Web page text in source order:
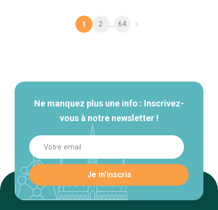
1 2 ... 64
Ne manquez plus une info : Inscrivez-
vous à notre newsletter !